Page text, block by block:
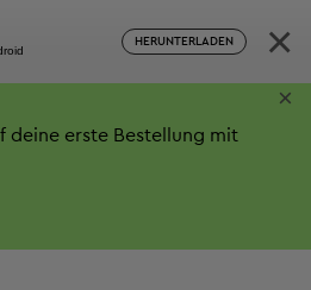
HERUNTERLADEN ×
deine erste Bestellung mit
×